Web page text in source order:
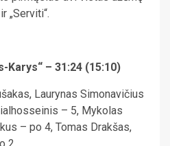
„Serviti“.
Karys“ – 31:24 (15:10)
Laurynas Simonavičius
– 5, Mykolas
– po 4, Tomas Drakšas,
2.